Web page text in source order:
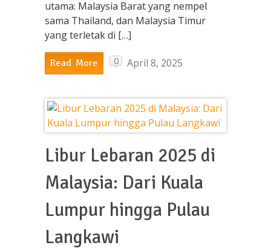
utama: Malaysia Barat yang nempel
sama Thailand, dan Malaysia Timur
yang terletak di […]
Read More 0 April 8, 2025
Libur Lebaran 2025 di
Malaysia: Dari Kuala
Lumpur hingga Pulau
Langkawi